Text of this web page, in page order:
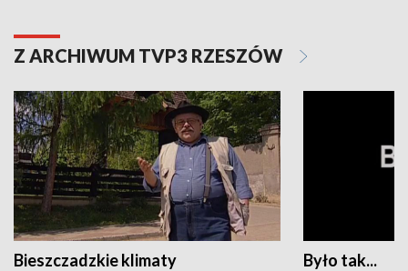
Z ARCHIWUM TVP3 RZESZÓW
Bieszczadzkie klimaty Było tak...